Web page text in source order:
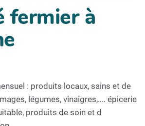
fermier à
: produits locaux, sains et de
légumes, vinaigres,.... épicerie
produits de soin et d